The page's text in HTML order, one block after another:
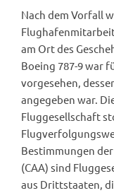
Nach dem Vorfall
am Ort des
Boeing 787-9 war
vorgesehen,
angegeben war.
Fluggesellschaft
Bestimmungen
(CAA) sind
aus Drittstaaten,